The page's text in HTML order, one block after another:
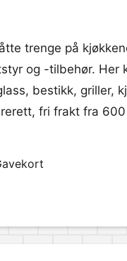
trenge på
og -tilbehør. Her
bestikk, griller,
fri frakt fra